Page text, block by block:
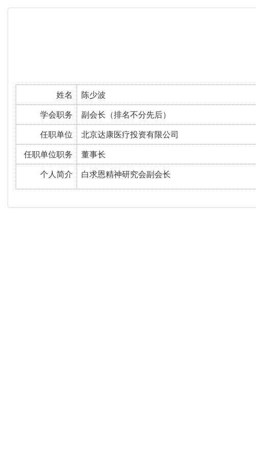
姓名
陈少波
学会职务
副会长（排名不分先后）
任职单位
北京达康医疗投资有限公司
任职单位职务
董事长
个人简介
白求恩精神研究会副会长